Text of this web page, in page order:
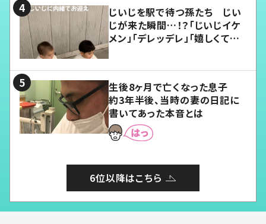
じいじを駅で待つ孫たち じい
じが来た瞬間…！？「じいじイケ
メン」「デレッデレ」「嬉しくて可
生後8ヶ月で亡くなった息子
約3年半後、当時の妻の日記に
書いてあった本音とは
6位以降はこちら